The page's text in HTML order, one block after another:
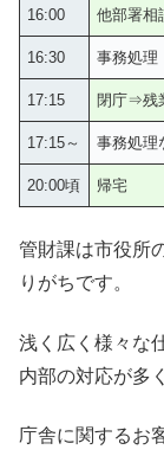
16:00 他部署相
16:30 事務処理
17:15 閉庁⇒残
17:15～ 事務処理
20:00頃 帰宅
管財課は市役所
りがちです。
浅く広く様々な
内部の対応が多
庁舎に関するお